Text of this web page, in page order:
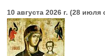
10 августа 2026 г. (28 июля